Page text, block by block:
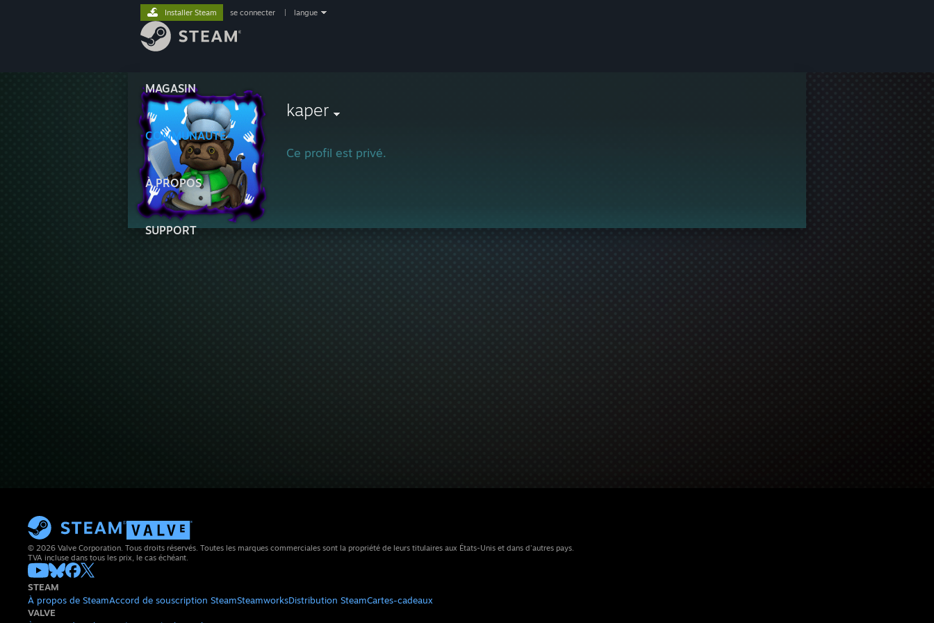
MAGASIN
COMMUNAUTÉ
À PROPOS
SUPPORT
Installer Steam se connecter langue
kaper
Ce profil est privé.
© 2026 Valve Corporation. Tous droits réservés. Toutes les marques commerciales sont la propriété de leurs titulaires aux États-Unis et dans d'autres pays.
TVA incluse dans tous les prix, le cas échéant.
STEAM
À propos de SteamAccord de souscription SteamSteamworksDistribution SteamCartes-cadeaux
VALVE